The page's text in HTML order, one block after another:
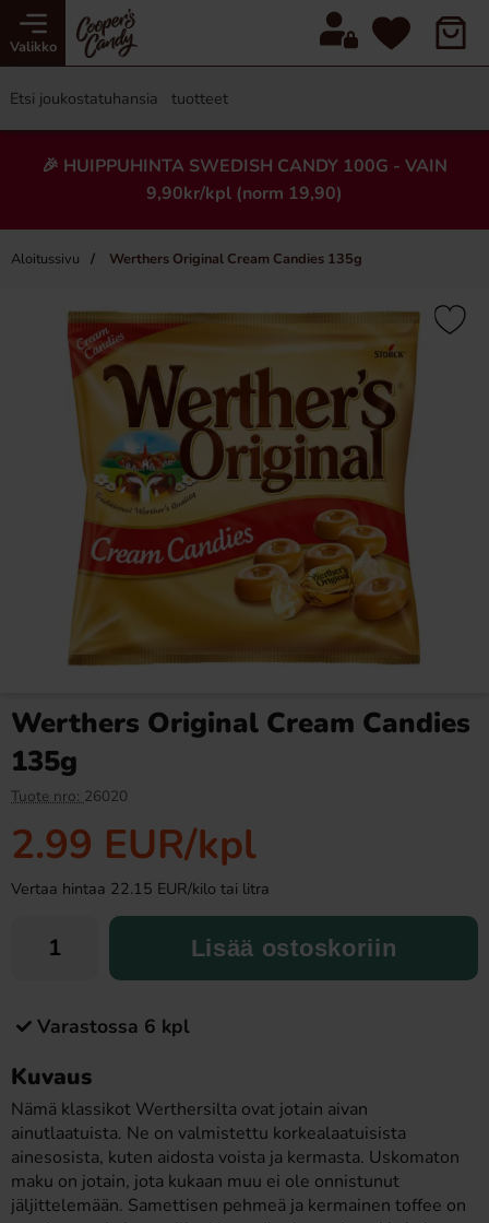
Valikko
🎉 HUIPPUHINTA SWEDISH CANDY 100G - VAIN
9,90kr/kpl (norm 19,90)
Aloitussivu Werthers Original Cream Candies 135g
×
-34%
Monster Energy Rossi VR46
Zero Sugar 50cl x 24st
500ml
Werthers Original Cream Candies
135g
Tuote nro: 26020
2.99 EUR/kpl
Vertaa hintaa 22.15 EUR/kilo tai litra
Lisää ostoskoriin
Varastossa 6 kpl
Kuvaus
Nämä klassikot Werthersilta ovat jotain aivan
ainutlaatuista. Ne on valmistettu korkealaatuisista
ainesosista, kuten aidosta voista ja kermasta. Uskomaton
maku on jotain, jota kukaan muu ei ole onnistunut
jäljittelemään. Samettisen pehmeä ja kermainen toffee on